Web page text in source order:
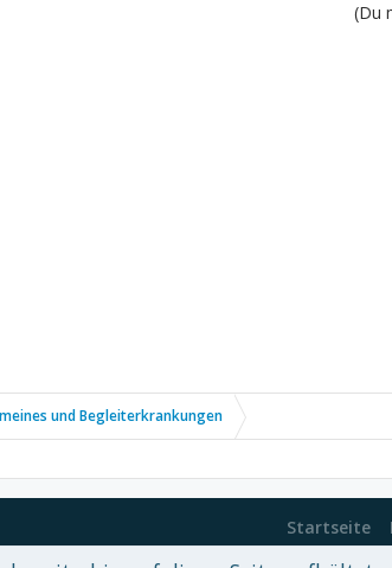
(Du
und Begleiterkrankungen
Startseite